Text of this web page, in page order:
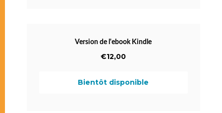
Version de l'ebook Kindle
€12,00
Bientôt disponible